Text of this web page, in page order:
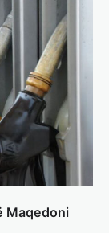
Maqedoni
kulmin e
dhe koha
vazhdojnë…
SPECIALE
nga
një
të…